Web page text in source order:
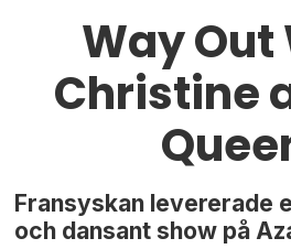
Way Out
Christine
Fransyskan levererade
och dansant show på